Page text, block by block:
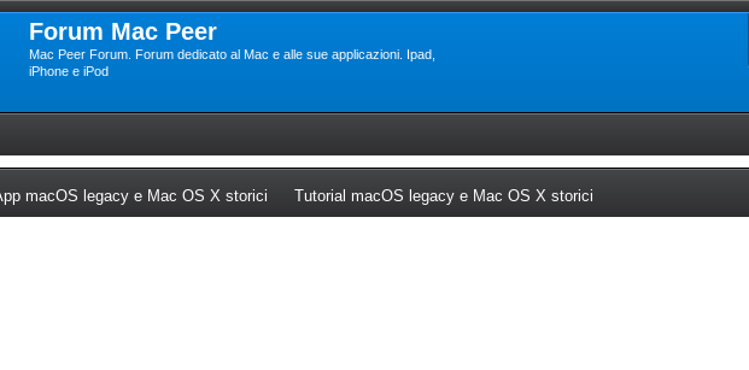
Forum Mac Peer
Mac Peer Forum. Forum dedicato al Mac e alle sue applicazioni. Ipad,
iPhone e iPod
a new tab)
macOS legacy e Mac OS X storici (Opens a new tab)
Tutorial macOS legacy e Mac OS X storici